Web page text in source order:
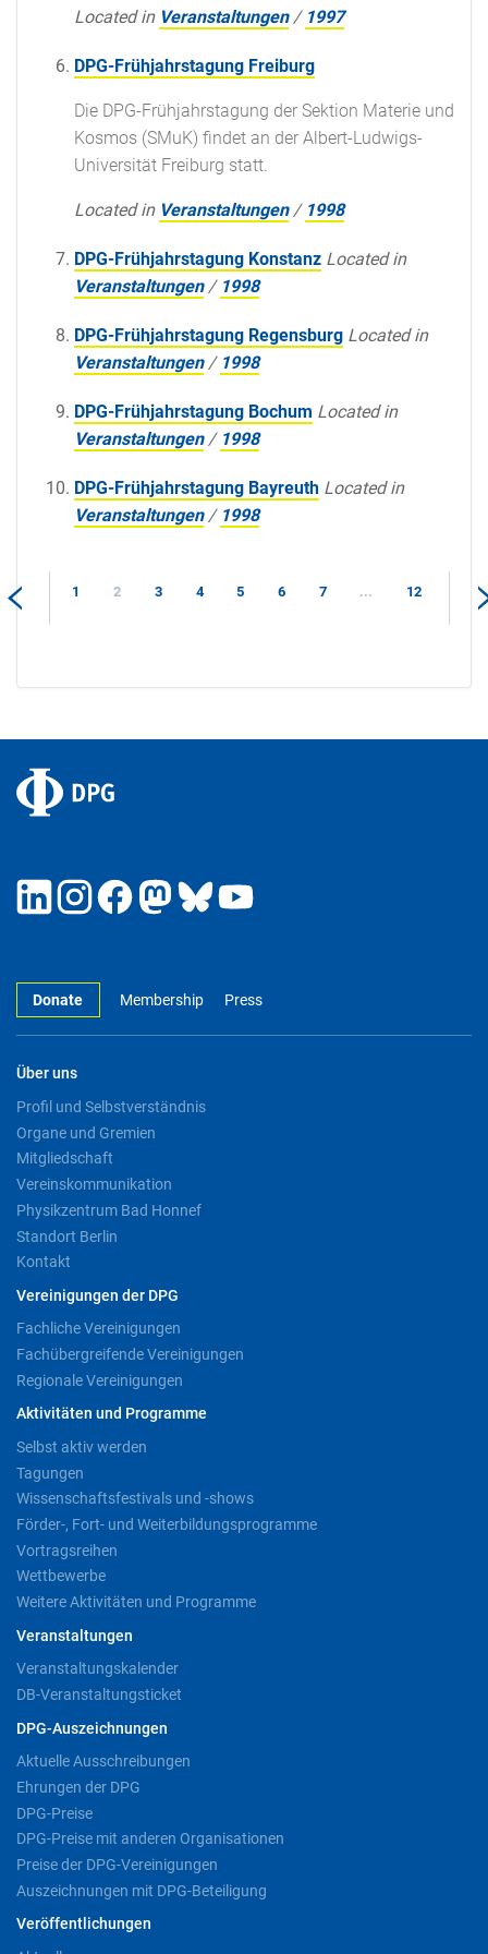
Located in Veranstaltungen / 1997
DPG-Frühjahrstagung Freiburg
Die DPG-Frühjahrstagung der Sektion Materie und
Kosmos (SMuK) findet an der Albert-Ludwigs-
Universität Freiburg statt.
Located in Veranstaltungen / 1998
DPG-Frühjahrstagung Konstanz Located in
Veranstaltungen / 1998
DPG-Frühjahrstagung Regensburg Located in
Veranstaltungen / 1998
DPG-Frühjahrstagung Bochum Located in
Veranstaltungen / 1998
DPG-Frühjahrstagung Bayreuth Located in
Veranstaltungen / 1998
1 2 3 4 5 6 7 ... 12
Donate Membership Press
Über uns
Profil und Selbstverständnis
Organe und Gremien
Mitgliedschaft
Vereinskommunikation
Physikzentrum Bad Honnef
Standort Berlin
Kontakt
Vereinigungen der DPG
Fachliche Vereinigungen
Fachübergreifende Vereinigungen
Regionale Vereinigungen
Aktivitäten und Programme
Selbst aktiv werden
Tagungen
Wissenschaftsfestivals und -shows
Förder-, Fort- und Weiterbildungsprogramme
Vortragsreihen
Wettbewerbe
Weitere Aktivitäten und Programme
Veranstaltungen
Veranstaltungskalender
DB-Veranstaltungsticket
DPG-Auszeichnungen
Aktuelle Ausschreibungen
Ehrungen der DPG
DPG-Preise
DPG-Preise mit anderen Organisationen
Preise der DPG-Vereinigungen
Auszeichnungen mit DPG-Beteiligung
Veröffentlichungen